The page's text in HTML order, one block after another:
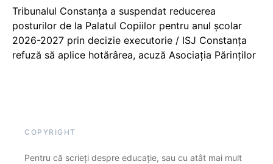
Tribunalul Constanța a suspendat reducerea
posturilor de la Palatul Copiilor pentru anul școlar
2026-2027 prin decizie executorie / ISJ Constanța
refuză să aplice hotărârea, acuză Asociația Părinților
COPYRIGHT
Pentru că scrieți despre educație, sau cu atât mai mult